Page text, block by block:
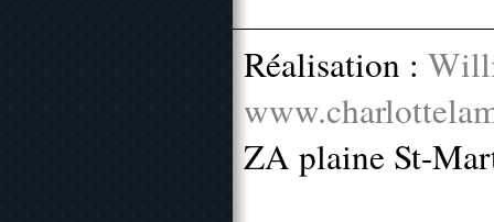
Réalisation :
ZA plaine St-